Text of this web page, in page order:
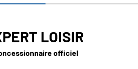
LOISIR
officiel